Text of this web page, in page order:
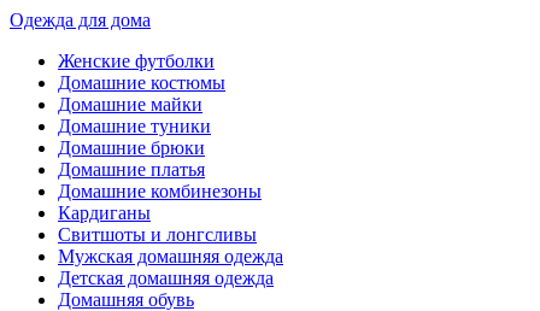
Одежда для дома
Женские футболки
Домашние костюмы
Домашние майки
Домашние туники
Домашние брюки
Домашние платья
Домашние комбинезоны
Кардиганы
Свитшоты и лонгсливы
Мужская домашняя одежда
Детская домашняя одежда
Домашняя обувь